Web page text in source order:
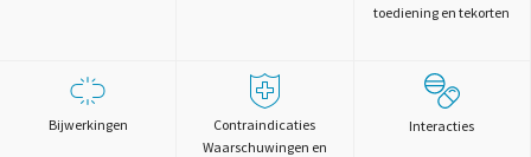
toediening en tekorten
Bijwerkingen
Contraindicaties
Waarschuwingen en
Interacties